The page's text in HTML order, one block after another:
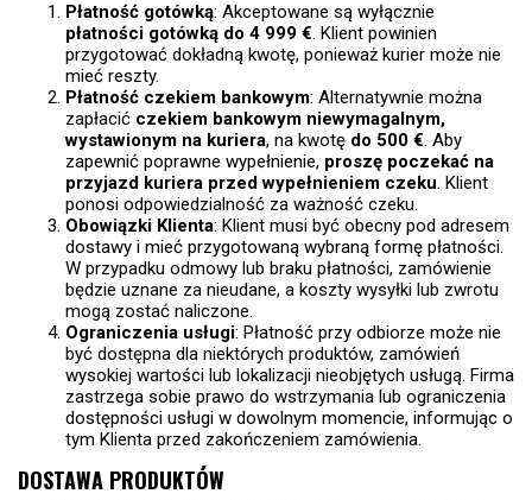
Płatność gotówką: Akceptowane są wyłącznie
płatności gotówką do 4 999 €. Klient powinien
przygotować dokładną kwotę, ponieważ kurier może nie
mieć reszty.
Płatność czekiem bankowym: Alternatywnie można
zapłacić czekiem bankowym niewymagalnym,
wystawionym na kuriera, na kwotę do 500 €. Aby
zapewnić poprawne wypełnienie, proszę poczekać na
przyjazd kuriera przed wypełnieniem czeku. Klient
ponosi odpowiedzialność za ważność czeku.
Obowiązki Klienta: Klient musi być obecny pod adresem
dostawy i mieć przygotowaną wybraną formę płatności.
W przypadku odmowy lub braku płatności, zamówienie
będzie uznane za nieudane, a koszty wysyłki lub zwrotu
mogą zostać naliczone.
Ograniczenia usługi: Płatność przy odbiorze może nie
być dostępna dla niektórych produktów, zamówień
wysokiej wartości lub lokalizacji nieobjętych usługą. Firma
zastrzega sobie prawo do wstrzymania lub ograniczenia
dostępności usługi w dowolnym momencie, informując o
tym Klienta przed zakończeniem zamówienia.
DOSTAWA PRODUKTÓW